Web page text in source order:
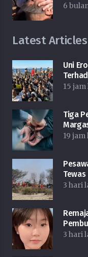
6
Latest Articles
Uni
15 jam
Tiga
19 jam
Tewas
3 hari
3 hari